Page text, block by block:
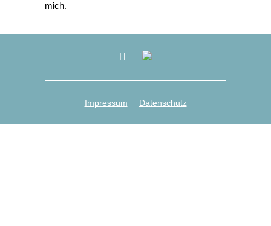
mich.
Impressum Datenschutz